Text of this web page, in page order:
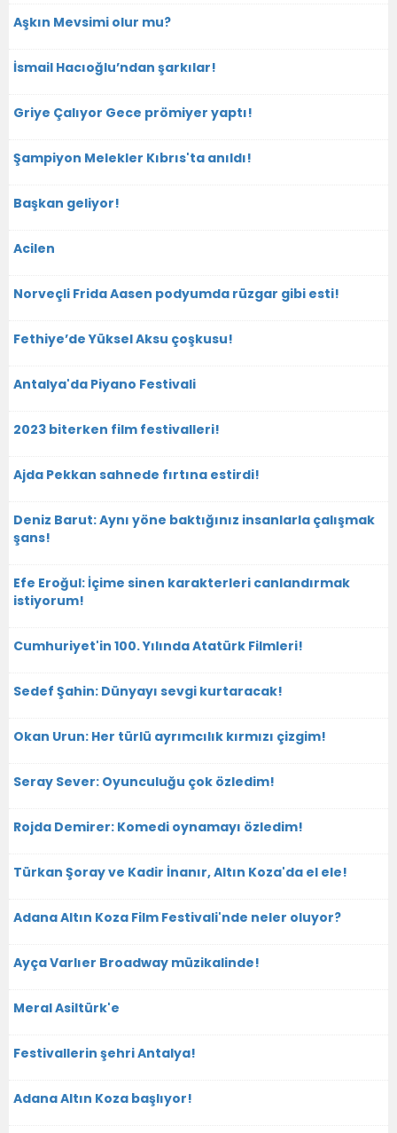
Aşkın Mevsimi olur mu?
İsmail Hacıoğlu’ndan şarkılar!
Griye Çalıyor Gece prömiyer yaptı!
Şampiyon Melekler Kıbrıs'ta anıldı!
Başkan geliyor!
Acilen
Norveçli Frida Aasen podyumda rüzgar gibi esti!
Fethiye’de Yüksel Aksu çoşkusu!
Antalya'da Piyano Festivali
2023 biterken film festivalleri!
Ajda Pekkan sahnede fırtına estirdi!
Deniz Barut: Aynı yöne baktığınız insanlarla çalışmak
şans!
Efe Eroğul: İçime sinen karakterleri canlandırmak
istiyorum!
Cumhuriyet'in 100. Yılında Atatürk Filmleri!
Sedef Şahin: Dünyayı sevgi kurtaracak!
Okan Urun: Her türlü ayrımcılık kırmızı çizgim!
Seray Sever: Oyunculuğu çok özledim!
Rojda Demirer: Komedi oynamayı özledim!
Türkan Şoray ve Kadir İnanır, Altın Koza'da el ele!
Adana Altın Koza Film Festivali'nde neler oluyor?
Ayça Varlıer Broadway müzikalinde!
Meral Asiltürk'e
Festivallerin şehri Antalya!
Adana Altın Koza başlıyor!